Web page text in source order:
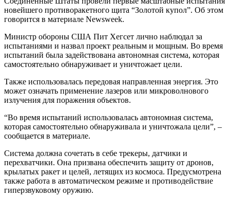
новейшего противоракетного щита “Золотой купол”. Об этом
говорится в материале Newsweek.
Министр обороны США Пит Хегсет лично наблюдал за
испытаниями и назвал проект реальным и мощным. Во время
испытаний была задействована автономная система, которая
самостоятельно обнаруживает и уничтожает цели.
Также использовалась передовая направленная энергия. Это
может означать применение лазеров или микроволнового
излучения для поражения объектов.
“Во время испытаний использовалась автономная система,
которая самостоятельно обнаруживала и уничтожала цели”, –
сообщается в материале.
Система должна сочетать в себе трекеры, датчики и
перехватчики. Она призвана обеспечить защиту от дронов,
крылатых ракет и целей, летящих из космоса. Предусмотрена
также работа в автоматическом режиме и противодействие
гиперзвуковому оружию.